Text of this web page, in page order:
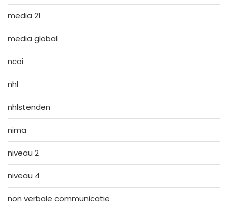
media 21
media global
ncoi
nhl
nhlstenden
nima
niveau 2
niveau 4
non verbale communicatie